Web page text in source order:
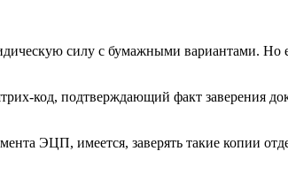
силу с бумажными вариантами. Но
код, подтверждающий факт заверения
ЭЦП, имеется, заверять такие копии